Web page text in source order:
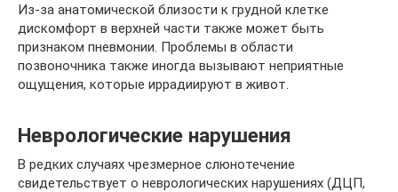
Из-за анатомической близости к грудной клетке
дискомфорт в верхней части также может быть
признаком пневмонии. Проблемы в области
позвоночника также иногда вызывают неприятные
ощущения, которые иррадиируют в живот.
Неврологические нарушения
В редких случаях чрезмерное слюнотечение
свидетельствует о неврологических нарушениях (ДЦП,